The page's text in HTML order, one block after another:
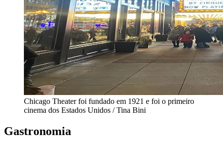
Chicago Theater foi fundado em 1921 e foi o primeiro
cinema dos Estados Unidos / Tina Bini
Gastronomia